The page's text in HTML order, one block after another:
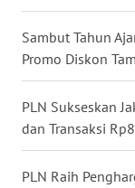
Sambut Tahun
Promo Diskon
PLN Sukseskan
dan Transaksi
PLN Raih
WN
WN
PADANG